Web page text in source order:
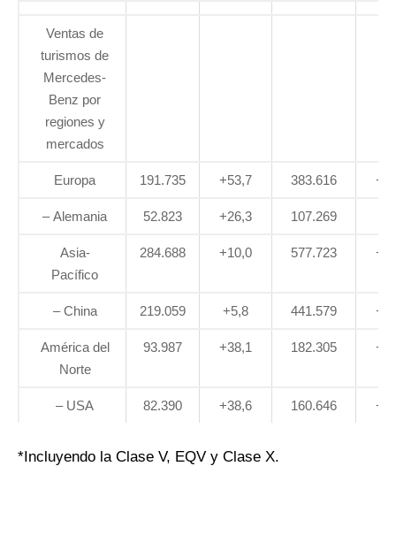
Ventas de
turismos de
Mercedes-
Benz por
regiones y
mercados
Europa 191.735 +53,7 383.616
– Alemania 52.823 +26,3 107.269
Asia-
Pacífico
284.688 +10,0 577.723
– China 219.059 +5,8 441.579
América del
Norte
93.987 +38,1 182.305
– USA 82.390 +38,6 160.646
*Incluyendo la Clase V, EQV y Clase X.